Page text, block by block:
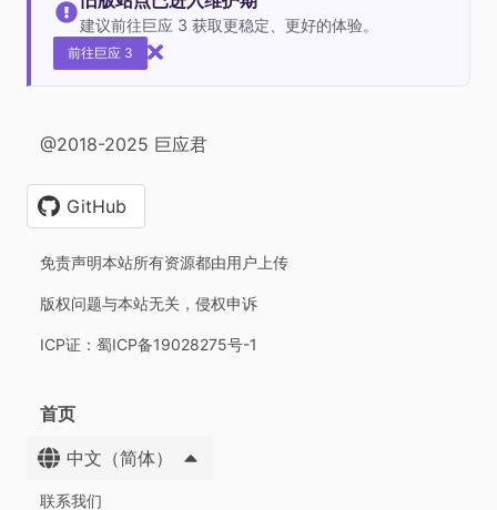
建议前往巨应 3 获取更稳定、更好的体验。
前往巨应 3
@2018-2025 巨应君
GitHub
免责声明本站所有资源都由用户上传
版权问题与本站无关，侵权申诉
ICP证：蜀ICP备19028275号-1
首页
中文（简体）
联系我们